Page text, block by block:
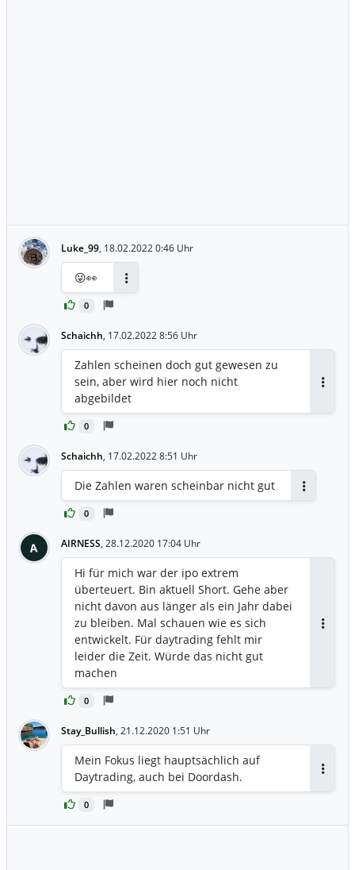
Luke_99, 18.02.2022 0:46 Uhr
0
😜👀
Schaichh, 17.02.2022 8:56 Uhr
0
Zahlen scheinen doch gut gewesen zu
sein, aber wird hier noch nicht
abgebildet
Schaichh, 17.02.2022 8:51 Uhr
0
Die Zahlen waren scheinbar nicht gut
A AIRNESS, 28.12.2020 17:04 Uhr
0
Hi für mich war der ipo extrem
überteuert. Bin aktuell Short. Gehe aber
nicht davon aus länger als ein Jahr dabei
zu bleiben. Mal schauen wie es sich
entwickelt. Für daytrading fehlt mir
leider die Zeit. Würde das nicht gut
machen
Stay_Bullish, 21.12.2020 1:51 Uhr
0
Mein Fokus liegt hauptsächlich auf
Daytrading, auch bei Doordash.